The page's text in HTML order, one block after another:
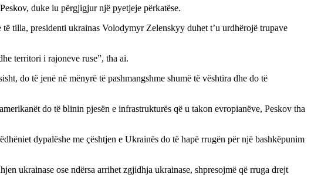
duke iu përgjigjur një pyetjeje përkatëse.
tilla, presidenti ukrainas Volodymyr Zelenskyy duhet t’u urdhërojë trupave
territori i rajoneve ruse”, tha ai.
do të jenë në mënyrë të pashmangshme shumë të vështira dhe do të
do të blinin pjesën e infrastrukturës që u takon evropianëve, Peskov tha
dypalëshe me çështjen e Ukrainës do të hapë rrugën për një bashkëpunim
ukrainase ose ndërsa arrihet zgjidhja ukrainase, shpresojmë që rruga drejt